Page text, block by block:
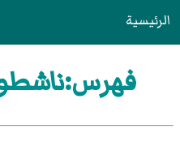
الرئيسية
فهرس:ناشطو